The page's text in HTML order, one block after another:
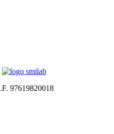
97619820018